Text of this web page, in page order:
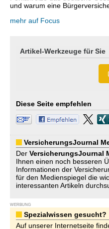
und warum eine
mehr auf Focus
Artikel-Werkzeuge für Sie
Diese Seite empfehlen
VersicherungsJournal
Der VersicherungsJournal
Ihnen einen noch besseren
Informationen der
für den Medienspiegel die
interessanten Artikeln
WERBUNG
Spezialwissen gesucht?
Auf unserer Internetseite